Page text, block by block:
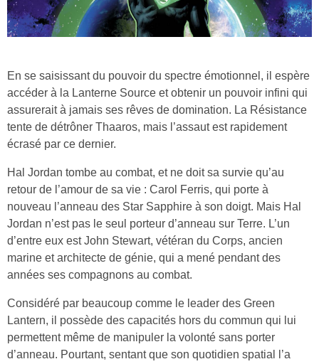
En se saisissant du pouvoir du spectre émotionnel, il espère
accéder à la Lanterne Source et obtenir un pouvoir infini qui
assurerait à jamais ses rêves de domination. La Résistance
tente de détrôner Thaaros, mais l’assaut est rapidement
écrasé par ce dernier.
Hal Jordan tombe au combat, et ne doit sa survie qu’au
retour de l’amour de sa vie : Carol Ferris, qui porte à
nouveau l’anneau des Star Sapphire à son doigt. Mais Hal
Jordan n’est pas le seul porteur d’anneau sur Terre. L’un
d’entre eux est John Stewart, vétéran du Corps, ancien
marine et architecte de génie, qui a mené pendant des
années ses compagnons au combat.
Considéré par beaucoup comme le leader des Green
Lantern, il possède des capacités hors du commun qui lui
permettent même de manipuler la volonté sans porter
d’anneau. Pourtant, sentant que son quotidien spatial l’a